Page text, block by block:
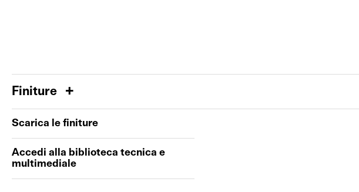
Finiture
Scarica le finiture
Accedi alla biblioteca tecnica e
multimediale